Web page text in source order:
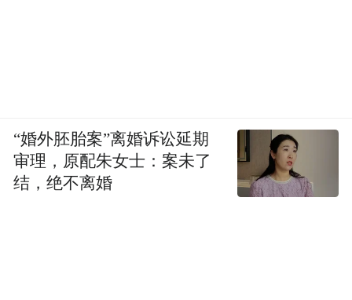
“婚外胚胎案”离婚诉讼延期
审理，原配朱女士：案未了
结，绝不离婚